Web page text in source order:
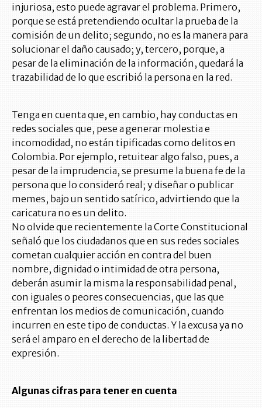
injuriosa, esto puede agravar el problema. Primero,
porque se está pretendiendo ocultar la prueba de la
comisión de un delito; segundo, no es la manera para
solucionar el daño causado; y, tercero, porque, a
pesar de la eliminación de la información, quedará la
trazabilidad de lo que escribió la persona en la red.
Tenga en cuenta que, en cambio, hay conductas en
redes sociales que, pese a generar molestia e
incomodidad, no están tipificadas como delitos en
Colombia. Por ejemplo, retuitear algo falso, pues, a
pesar de la imprudencia, se presume la buena fe de la
persona que lo consideró real; y diseñar o publicar
memes, bajo un sentido satírico, advirtiendo que la
caricatura no es un delito.
No olvide que recientemente la Corte Constitucional
señaló que los ciudadanos que en sus redes sociales
cometan cualquier acción en contra del buen
nombre, dignidad o intimidad de otra persona,
deberán asumir la misma la responsabilidad penal,
con iguales o peores consecuencias, que las que
enfrentan los medios de comunicación, cuando
incurren en este tipo de conductas. Y la excusa ya no
será el amparo en el derecho de la libertad de
expresión.
Algunas cifras para tener en cuenta